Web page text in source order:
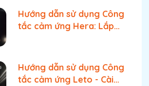
Hướng dẫn sử dụng Công
tắc cảm ứng Hera: Lắp
Hướng dẫn sử dụng Công
tắc cảm ứng Leto - Cài